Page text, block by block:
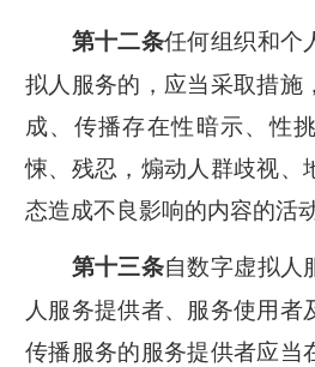
第十二条任何组织和个
拟人服务的，应当采取措施
成、传播存在性暗示、性
悚、残忍，煽动人群歧视、
态造成不良影响的内容的活动
第十三条自数字虚拟人
人服务提供者、服务使用者
传播服务的服务提供者应当